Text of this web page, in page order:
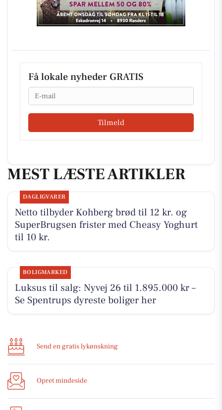
Få lokale nyheder GRATIS
Email
Tilmeld
MEST LÆSTE ARTIKLER
DAGLIGVARER
Netto tilbyder Kohberg brød til 12 kr. og
SuperBrugsen frister med Cheasy Yoghurt
til 10 kr.
BOLIGMARKED
Luksus til salg: Nyvej 26 til 1.895.000 kr –
Se Spentrups dyreste boliger her
Send en gratis lykønskning
Opret mindeside